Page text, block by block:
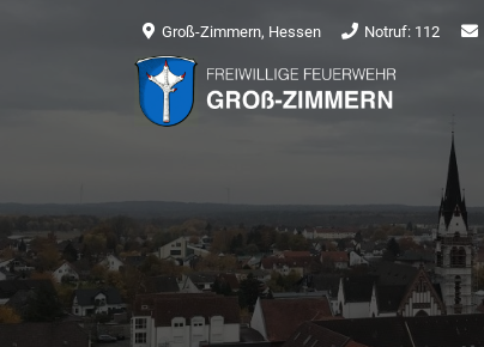
Groß-Zimmern, Hessen Notruf: 112